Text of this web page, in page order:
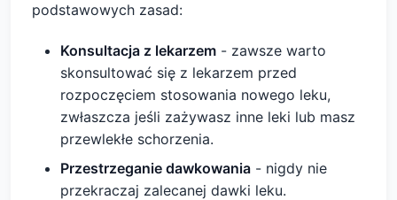
podstawowych zasad:
Konsultacja z lekarzem - zawsze warto
skonsultować się z lekarzem przed
rozpoczęciem stosowania nowego leku,
zwłaszcza jeśli zażywasz inne leki lub masz
przewlekłe schorzenia.
Przestrzeganie dawkowania - nigdy nie
przekraczaj zalecanej dawki leku.